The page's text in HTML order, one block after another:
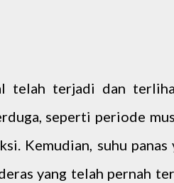
telah terjadi dan
seperti periode
Kemudian, suhu
yang telah pernah